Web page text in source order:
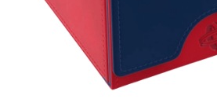
Playmats
Deck Boxes/Cutii pentru carti
Portofolii/ Clasoare pentru carti
The Army Painter